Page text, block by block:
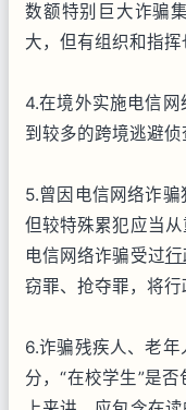
数额特别巨大诈骗
大，但有组织和指挥
4.在境外实施电信
到较多的跨境逃避侦
5.曾因电信网络诈骗
但较特殊累犯应当
电信网络诈骗受过行
窃罪、抢夺罪，将行
6.诈骗残疾人、老年
分，“在校学生”是